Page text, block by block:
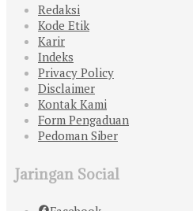
Redaksi
Kode Etik
Karir
Indeks
Privacy Policy
Disclaimer
Kontak Kami
Form Pengaduan
Pedoman Siber
Jaringan Social